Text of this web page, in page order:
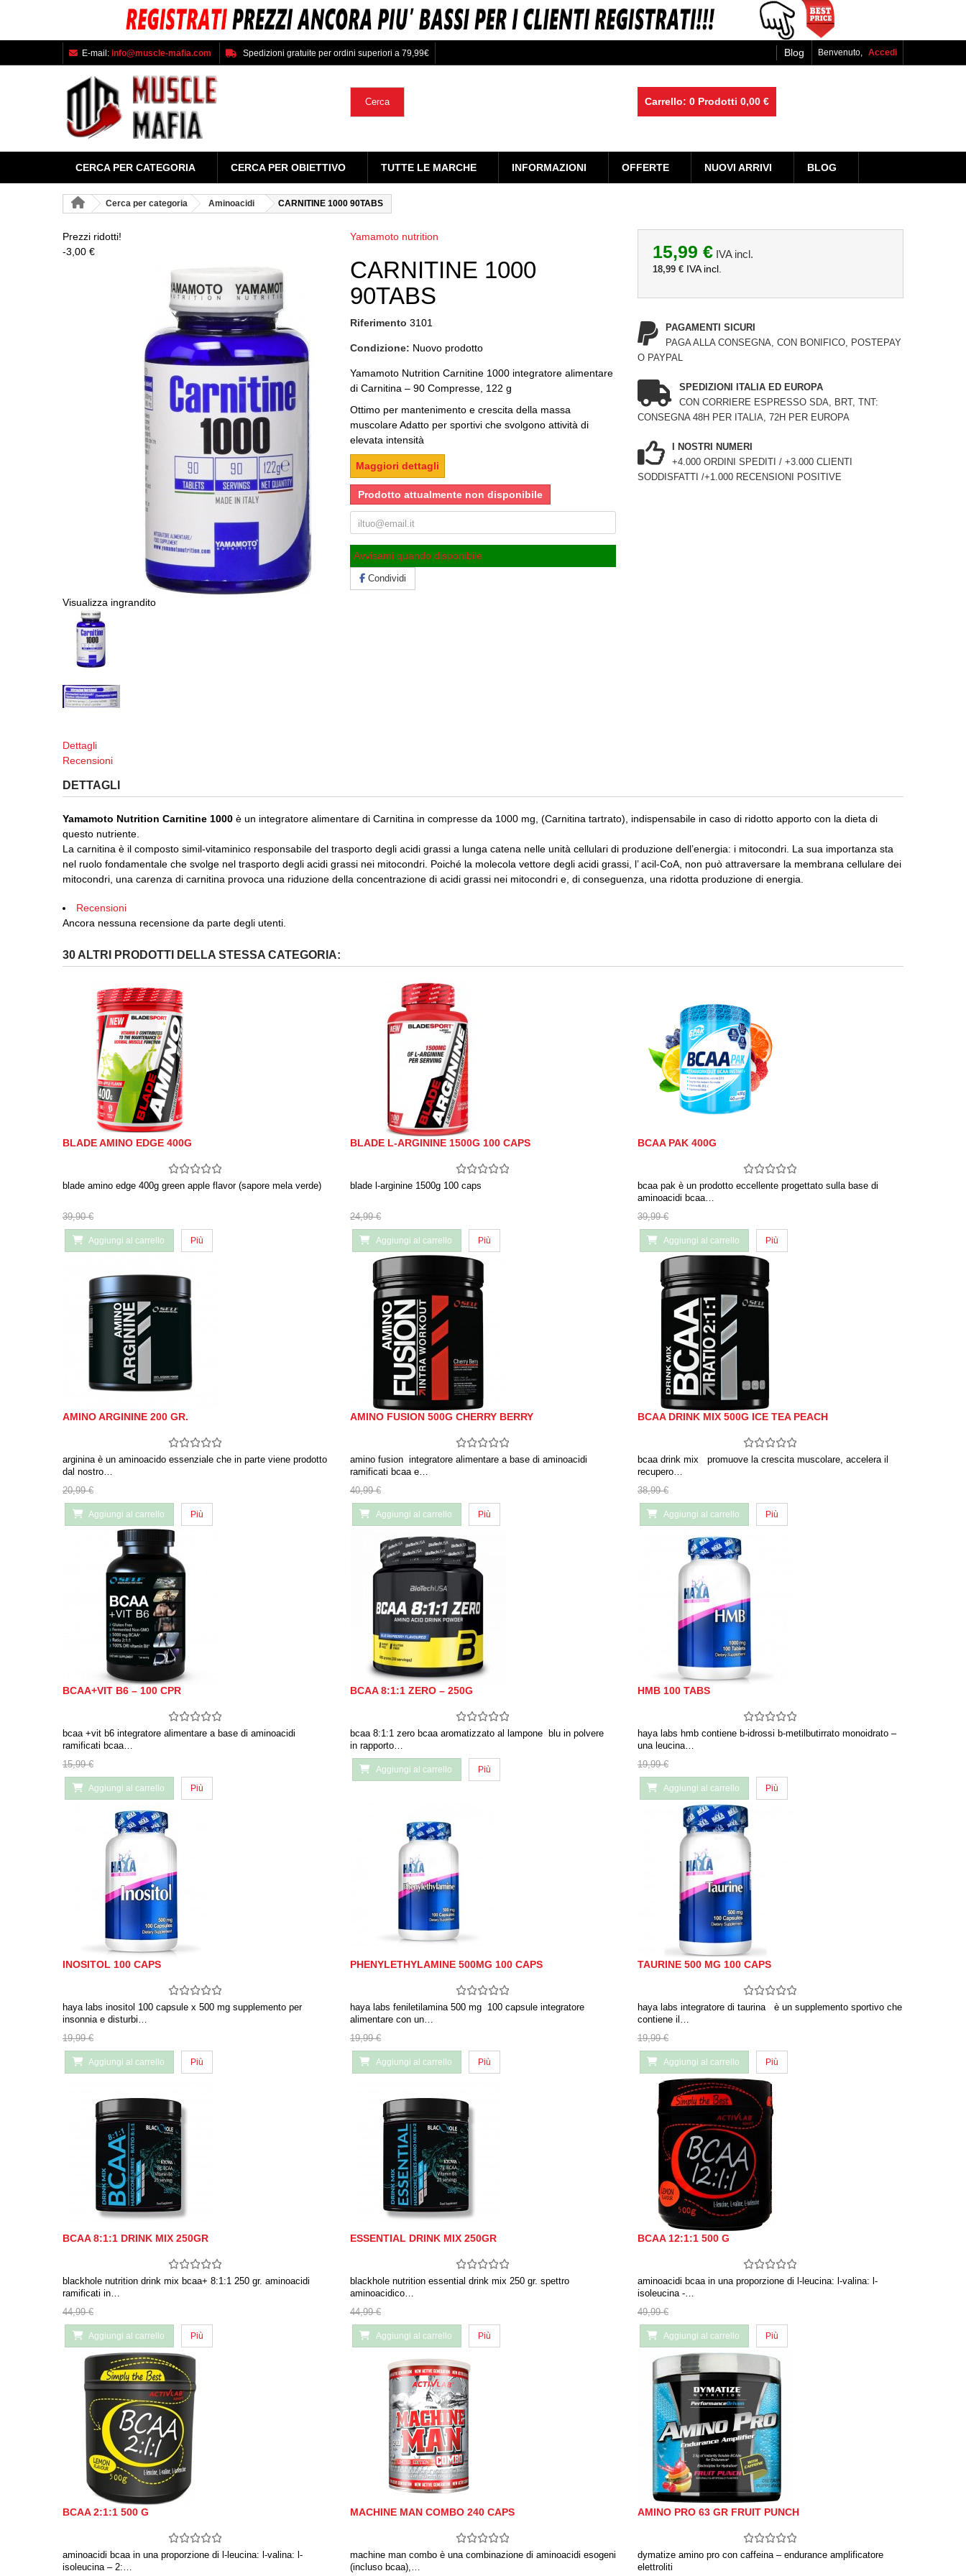
E-mail: info@muscle-mafia.com Spedizioni gratuite per ordini superiori a 79,99€ Blog Benvenuto, Accedi
Carrello: 0 Prodotti 0,00 €
Cerca
CERCA PER CATEGORIA CERCA PER OBIETTIVO TUTTE LE MARCHE INFORMAZIONI OFFERTE NUOVI ARRIVI BLOG
Cerca per categoria Aminoacidi CARNITINE 1000 90TABS
Prezzi ridotti!
-3,00 €
Visualizza ingrandito
Yamamoto nutrition
CARNITINE 1000
90TABS
Riferimento 3101
Condizione: Nuovo prodotto
Yamamoto Nutrition Carnitine 1000 integratore alimentare
di Carnitina – 90 Compresse, 122 g
Ottimo per mantenimento e crescita della massa
muscolare Adatto per sportivi che svolgono attività di
elevata intensità
Maggiori dettagli
Prodotto attualmente non disponibile
Avvisami quando disponibile
Condividi
15,99 €IVA incl.
18,99 €IVA incl.
PAGAMENTI SICURI
PAGA ALLA CONSEGNA, CON BONIFICO, POSTEPAY
O PAYPAL
SPEDIZIONI ITALIA ED EUROPA
CON CORRIERE ESPRESSO SDA, BRT, TNT:
CONSEGNA 48H PER ITALIA, 72H PER EUROPA
I NOSTRI NUMERI
+4.000 ORDINI SPEDITI / +3.000 CLIENTI
SODDISFATTI /+1.000 RECENSIONI POSITIVE
Dettagli
Recensioni
DETTAGLI
Yamamoto Nutrition Carnitine 1000 è un integratore alimentare di Carnitina in compresse da 1000 mg, (Carnitina tartrato), indispensabile in caso di ridotto apporto con la dieta di
questo nutriente.
La carnitina è il composto simil-vitaminico responsabile del trasporto degli acidi grassi a lunga catena nelle unità cellulari di produzione dell’energia: i mitocondri. La sua importanza sta
nel ruolo fondamentale che svolge nel trasporto degli acidi grassi nei mitocondri. Poiché la molecola vettore degli acidi grassi, l’ acil-CoA, non può attraversare la membrana cellulare dei
mitocondri, una carenza di carnitina provoca una riduzione della concentrazione di acidi grassi nei mitocondri e, di conseguenza, una ridotta produzione di energia.
Recensioni
Ancora nessuna recensione da parte degli utenti.
30 ALTRI PRODOTTI DELLA STESSA CATEGORIA:
BLADE AMINO EDGE 400G
blade amino edge 400g green apple flavor (sapore mela verde)
39,90 €
Aggiungi al carrello Più
BLADE L-ARGININE 1500G 100 CAPS
blade l-arginine 1500g 100 caps
24,99 €
Aggiungi al carrello Più
BCAA PAK 400G
bcaa pak è un prodotto eccellente progettato sulla base di
aminoacidi bcaa…
39,99 €
Aggiungi al carrello Più
AMINO ARGININE 200 GR.
arginina è un aminoacido essenziale che in parte viene prodotto
dal nostro…
20,99 €
Aggiungi al carrello Più
AMINO FUSION 500G CHERRY BERRY
amino fusion integratore alimentare a base di aminoacidi
ramificati bcaa e…
40,99 €
Aggiungi al carrello Più
BCAA DRINK MIX 500G ICE TEA PEACH
bcaa drink mix promuove la crescita muscolare, accelera il
recupero…
38,99 €
Aggiungi al carrello Più
BCAA+VIT B6 – 100 CPR
bcaa +vit b6 integratore alimentare a base di aminoacidi
ramificati bcaa…
15,99 €
Aggiungi al carrello Più
BCAA 8:1:1 ZERO – 250G
bcaa 8:1:1 zero bcaa aromatizzato al lampone blu in polvere
in rapporto…
Aggiungi al carrello Più
HMB 100 TABS
haya labs hmb contiene b-idrossi b-metilbutirrato monoidrato –
una leucina…
19,99 €
Aggiungi al carrello Più
INOSITOL 100 CAPS
haya labs inositol 100 capsule x 500 mg supplemento per
insonnia e disturbi…
19,99 €
Aggiungi al carrello Più
PHENYLETHYLAMINE 500MG 100 CAPS
haya labs feniletilamina 500 mg 100 capsule integratore
alimentare con un…
19,99 €
Aggiungi al carrello Più
TAURINE 500 MG 100 CAPS
haya labs integratore di taurina è un supplemento sportivo che
contiene il…
19,99 €
Aggiungi al carrello Più
BCAA 8:1:1 DRINK MIX 250GR
blackhole nutrition drink mix bcaa+ 8:1:1 250 gr. aminoacidi
ramificati in…
44,99 €
Aggiungi al carrello Più
ESSENTIAL DRINK MIX 250GR
blackhole nutrition essential drink mix 250 gr. spettro
aminoacidico…
44,99 €
Aggiungi al carrello Più
BCAA 12:1:1 500 G
aminoacidi bcaa in una proporzione di l-leucina: l-valina: l-
isoleucina -…
49,99 €
Aggiungi al carrello Più
BCAA 2:1:1 500 G
aminoacidi bcaa in una proporzione di l-leucina: l-valina: l-
isoleucina – 2:…
MACHINE MAN COMBO 240 CAPS
machine man combo è una combinazione di aminoacidi esogeni
(incluso bcaa),…
AMINO PRO 63 GR FRUIT PUNCH
dymatize amino pro con caffeina – endurance amplificatore
elettroliti